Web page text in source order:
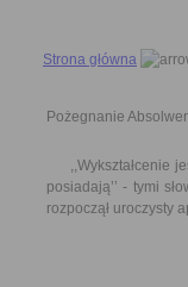
Strona główna
Pożegnanie
,,Wykształcenie
posiadają’’ - tymi
rozpoczął uroczysty